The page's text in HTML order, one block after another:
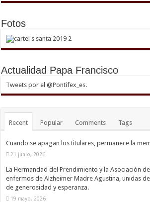
Fotos
Actualidad Papa Francisco
Tweets por el @Pontifex_es.
Recent Popular Comments Tags
Cuando se apagan los titulares, permanece la
21 junio, 2026
La Hermandad del Prendimiento y la Asociación
enfermos de Alzheimer Madre Agustina, unidas
de generosidad y esperanza.
19 mayo, 2026